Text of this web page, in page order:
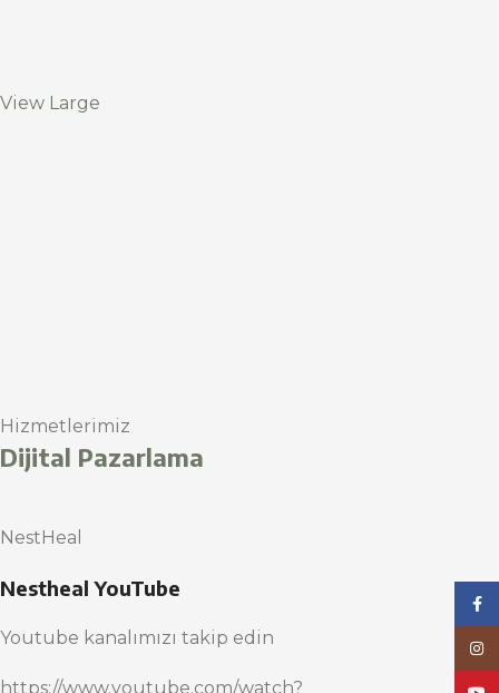
View Large
Hizmetlerimiz
Dijital Pazarlama
NestHeal
Nestheal YouTube
Youtube kanalımızı takip edin
https://www.youtube.com/watch?